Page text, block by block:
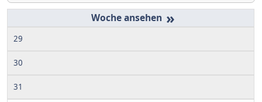
»
29
30
31